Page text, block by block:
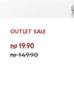
OUTLET SALE
מחיר
מוצר
19.90 ₪
149.90 ₪